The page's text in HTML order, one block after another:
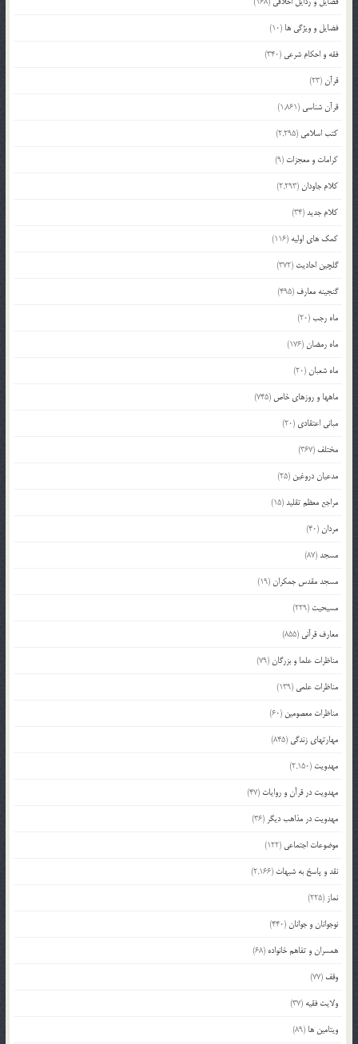
فضایل و ویژگی ها (10)
فقه و احکام شرعی (340)
قرآن(23)
قرآن شناسی (1,861)
کتب اسلامی (2,295)
کرامات و معجزات (9)
کلام جاودان(2,293)
کلام جدید(34)
کمک های اولیه (116)
گلچین احادیث (372)
گنجینه معارف (495)
ماه رجب(20)
ماه رمضان(176)
ماه شعبان(20)
ماهها و روزهای خاص (745)
مبانی اعتقادی (20)
مختلف (367)
مدعیان دروغین (25)
مراجع معظم تقلید(15)
مردان(40)
مسجد(87)
مسجد مقدس جمکران(19)
مسیحیت (229)
معارف قرآنی (855)
مناظرات علما و بزرگان(79)
مناظرات علمی (139)
مناظرات معصومین (60)
مهارتهای زندگی (845)
مهدویت (2,150)
مهدویت در قرآن و روایات (47)
مهدویت در مذاهب دیگر (36)
موضوعات اجتماعی (122)
نقد و پاسخ به شبهات (2,166)
نماز (225)
نوجوانان و جوانان(440)
همسران و تفاهم خانواده (68)
وقف (77)
ولایت فقیه (37)
ویتامین ها (89)